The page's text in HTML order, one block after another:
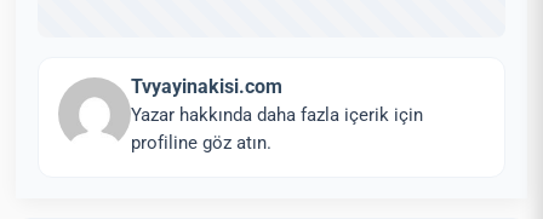
Tvyayinakisi.com
Yazar hakkında daha fazla içerik için
profiline göz atın.